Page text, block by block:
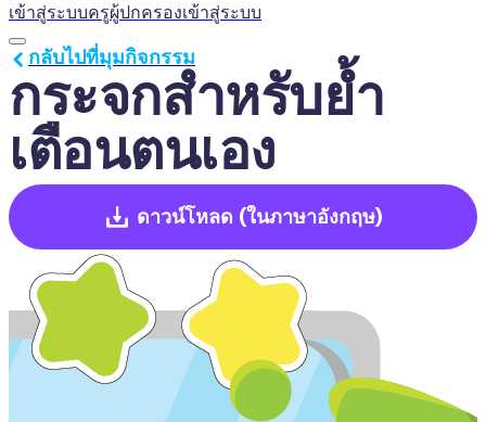
เข้าสู่ระบบครูผู้ปกครองเข้าสู่ระบบ
กระจกสำหรับย้ำ
เตือนตนเอง
กลับไปที่มุมกิจกรรม
ดาวน์โหลด (ในภาษาอังกฤษ)